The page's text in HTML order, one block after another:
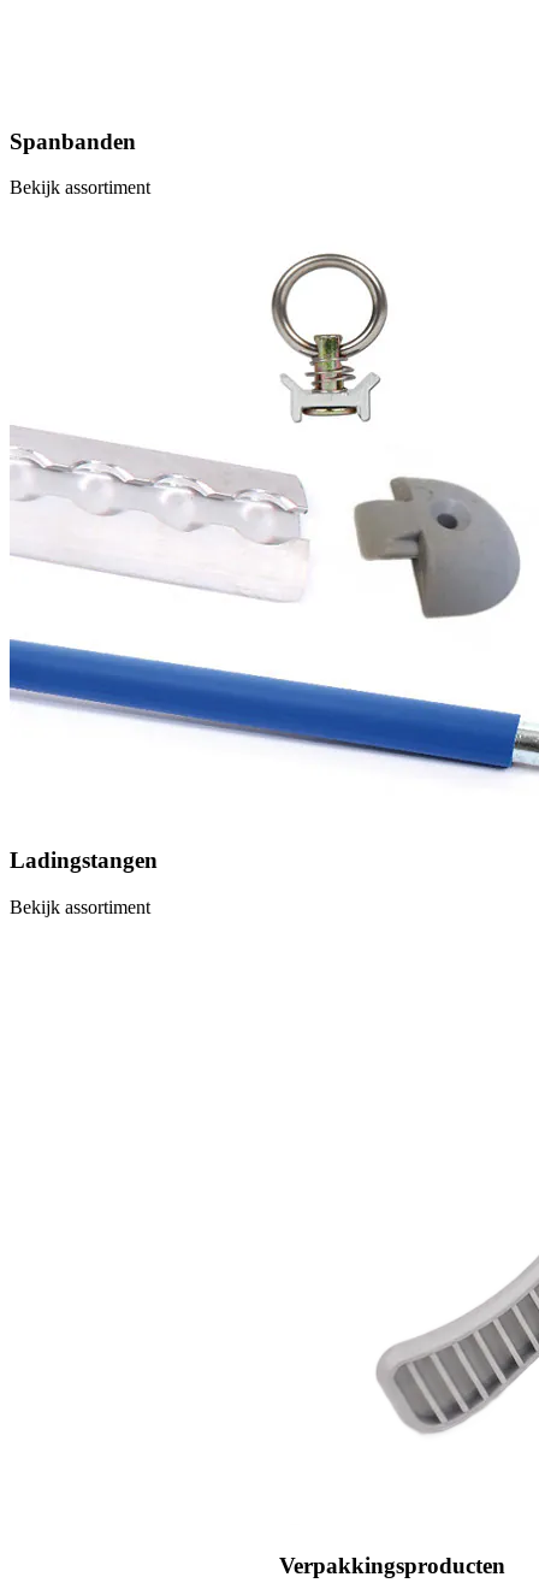
Spanbanden
Bekijk assortiment
Ladingstangen
Bekijk assortiment
Verpakkingsproducten